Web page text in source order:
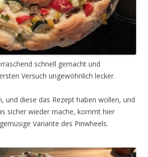
schnell gemacht und
Versuch ungewöhnlich lecker.
und diese das Rezept haben wollen, und
sicher wieder mache, kommt hier
Variante des Pinwheels.